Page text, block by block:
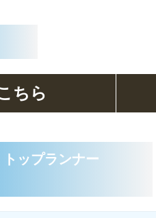
ちら
ップランナー